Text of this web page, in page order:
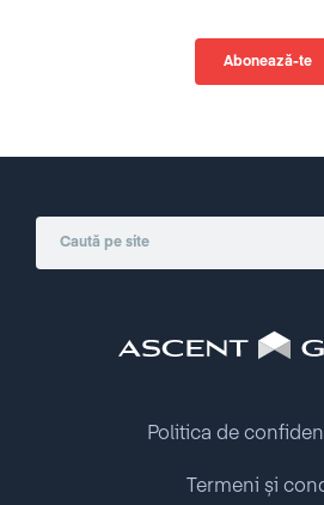
Politica de
Termeni și